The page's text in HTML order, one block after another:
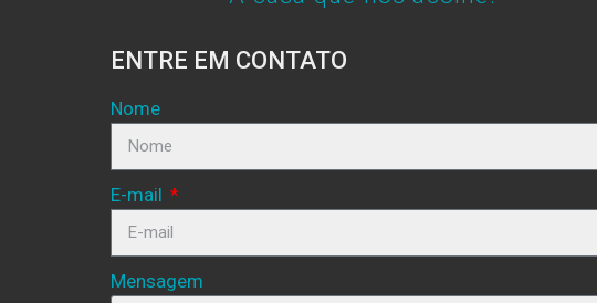
ENTRE EM CONTATO
Nome
E-mail
Mensagem